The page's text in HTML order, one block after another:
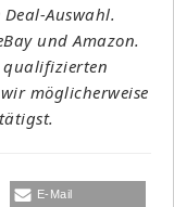
Auswahl.
und Amazon.
qualifizierten
möglicherweise
E-Mail